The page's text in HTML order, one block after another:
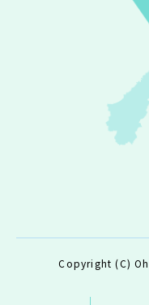
Copyright (C)